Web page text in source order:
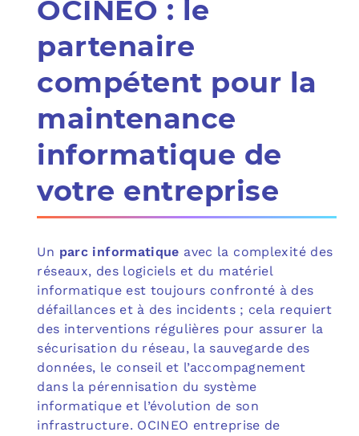
OCINEO : le
partenaire
compétent pour la
maintenance
informatique de
votre entreprise
Un parc informatique avec la complexité des
réseaux, des logiciels et du matériel
informatique est toujours confronté à des
défaillances et à des incidents ; cela requiert
des interventions régulières pour assurer la
sécurisation du réseau, la sauvegarde des
données, le conseil et l’accompagnement
dans la pérennisation du système
informatique et l’évolution de son
infrastructure. OCINEO entreprise de